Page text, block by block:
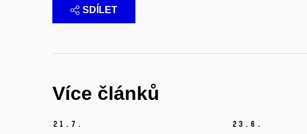
SDÍLET
Více článků
21. 7. 23. 6.